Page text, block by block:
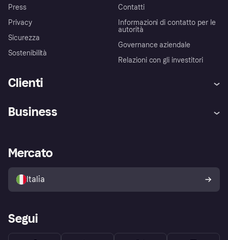
Press
Privacy
Sicurezza
Sostenibilità
Contatti
Informazioni di contatto per le
autorità
Governance aziendale
Relazioni con gli investitori
Clienti
Assistenza
Esplora i negozi
Politica di protezione
dell'acquirente Klarna
Business
Accesso aziende
Mercato
Italia
Segui